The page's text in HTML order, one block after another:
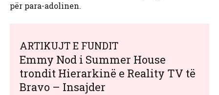
për para-adolinen.
ARTIKUJT E FUNDIT
Emmy Nod i Summer House
trondit Hierarkinë e Reality TV të
Bravo – Insajder